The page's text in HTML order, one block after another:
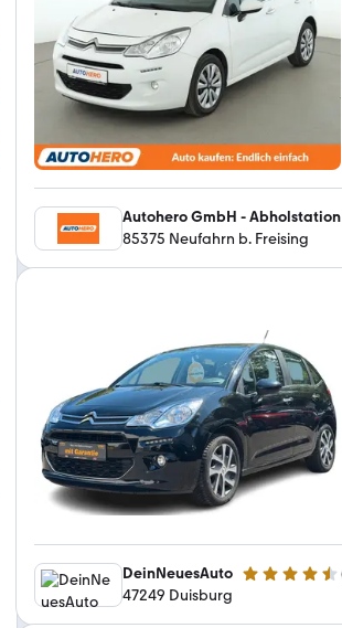
Autohero GmbH -
85375 Neufahrn b. Freising
DeinNeuesAuto 4.7 Sterne
47249 Duisburg